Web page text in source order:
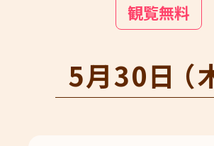
観覧無料
5月30日（